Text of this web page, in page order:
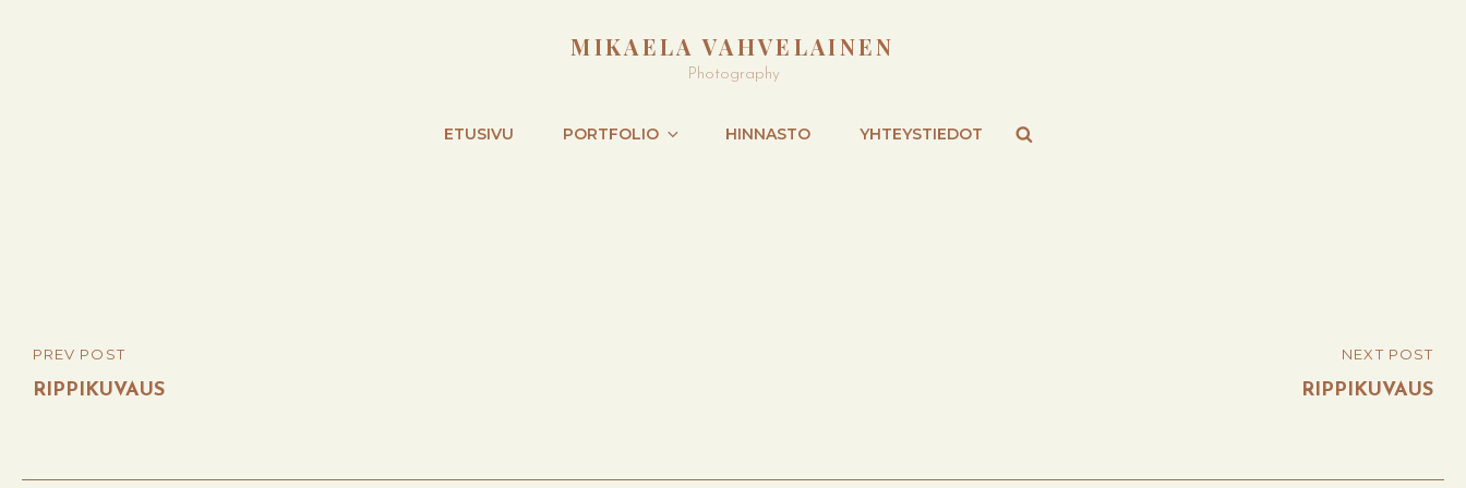
MIKAELA VAHVELAINEN
Photography
ETUSIVU PORTFOLIO HINNASTO YHTEYSTIEDOT
Post
navigation
PREVIOUS
POST
PREV POST
RIPPIKUVAUS
NEXT POST
RIPPIKUVAUS